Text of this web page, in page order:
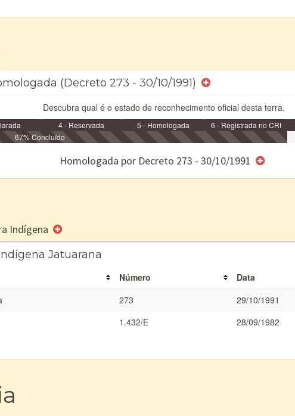
(Decreto 273 - 30/10/1991)
Descubra qual é o estado de reconhecimento oficial desta terra.
4 - Reservada 5 - Homologada
6 - Registrada no CRI
e/ou SPU
67% Concluído
Homologada por Decreto 273 - 30/10/1991
Indígena
Jatuarana
Número Data
273 29/10/1991
1.432/E
28/09/1982